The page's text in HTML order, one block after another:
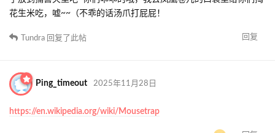
花生米吃，嘘~~（不乖的话汤爪打屁屁！
回复
Tundra 回复了此帖
Ping_timeout 2025年11月28日
https://en.wikipedia.org/wiki/Mousetrap